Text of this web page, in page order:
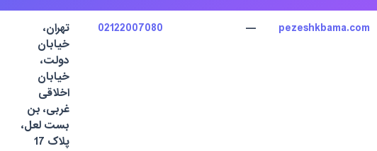
pezeshkbama.com
—
02122007080
تهران،
خیابان
دولت،
خیابان
اخلاقی
غربی، بن
بست لعل،
پلاک 17